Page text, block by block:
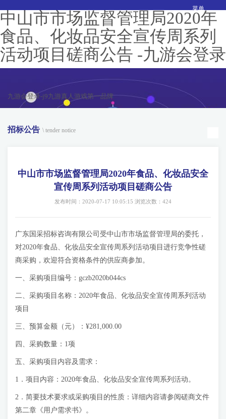
中山市市场监督管理局2020年
食品、化妆品安全宣传周系列
活动项目磋商公告 -九游会登录
九游会登录-j9九游真人游戏第一品牌
菜单
招标公告 \ tender notice
中山市市场监督管理局2020年食品、化妆品安全
宣传周系列活动项目磋商公告
发布时间：2020-07-17 10:05:15 浏览次数：424
广东国采招标咨询有限公司受中山市市场监督管理局的委托，
对2020年食品、化妆品安全宣传周系列活动项目进行竞争性磋
商采购，欢迎符合资格条件的供应商参加。
一、采购项目编号：gczb2020b044cs
二、采购项目名称：2020年食品、化妆品安全宣传周系列活动
项目
三、预算金额（元）：¥281,000.00
四、采购数量：1项
五、采购项目内容及需求：
1．项目内容：2020年食品、化妆品安全宣传周系列活动。
2．简要技术要求或采购项目的性质：详细内容请参阅磋商文件
第二章《用户需求书》。